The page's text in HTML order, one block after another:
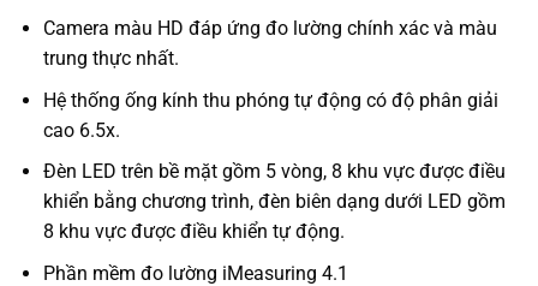
Camera màu HD đáp ứng đo lường chính xác và màu
trung thực nhất.
Hệ thống ống kính thu phóng tự động có độ phân giải
cao 6.5x.
Đèn LED trên bề mặt gồm 5 vòng, 8 khu vực được điều
khiển bằng chương trình, đèn biên dạng dưới LED gồm
8 khu vực được điều khiển tự động.
Phần mềm đo lường iMeasuring 4.1